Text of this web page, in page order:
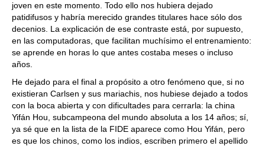
joven en este momento. Todo ello nos hubiera dejado
patidifusos y habría merecido grandes titulares hace sólo dos
decenios. La explicación de ese contraste está, por supuesto,
en las computadoras, que facilitan muchísimo el entrenamiento:
se aprende en horas lo que antes costaba meses o incluso
años.
He dejado para el final a propósito a otro fenómeno que, si no
existieran Carlsen y sus mariachis, nos hubiese dejado a todos
con la boca abierta y con dificultades para cerrarla: la china
Yifán Hou, subcampeona del mundo absoluta a los 14 años; sí,
ya sé que en la lista de la FIDE aparece como Hou Yifán, pero
es que los chinos, como los indios, escriben primero el apellido